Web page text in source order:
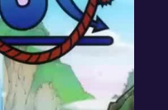
который принесёт
в
и делиться